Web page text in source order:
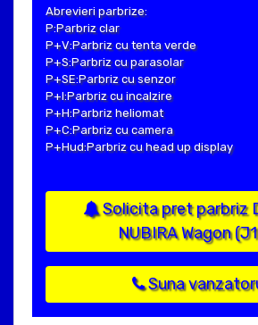
Abrevieri parbrize:
P:Parbriz clar
P+V:Parbriz cu tenta verde
P+S:Parbriz cu parasolar
P+SE:Parbriz cu senzor
P+I:Parbriz cu incalzire
P+H:Parbriz heliomat
P+C:Parbriz cu camera
P+Hud:Parbriz cu head up display
Solicita pret parbriz
NUBIRA Wagon
Suna